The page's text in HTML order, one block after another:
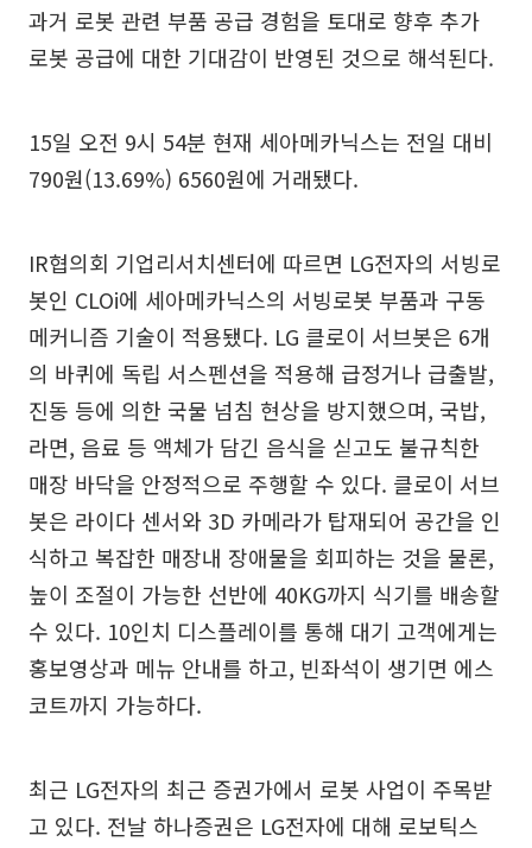
과거 로봇 관련 부품 공급 경험을 토대로 향후 추가
로봇 공급에 대한 기대감이 반영된 것으로 해석된다.
15일 오전 9시 54분 현재 세아메카닉스는 전일 대비
790원(13.69%) 6560원에 거래됐다.
IR협의회 기업리서치센터에 따르면 LG전자의 서빙로
봇인 CLOi에 세아메카닉스의 서빙로봇 부품과 구동
메커니즘 기술이 적용됐다. LG 클로이 서브봇은 6개
의 바퀴에 독립 서스펜션을 적용해 급정거나 급출발,
진동 등에 의한 국물 넘침 현상을 방지했으며, 국밥,
라면, 음료 등 액체가 담긴 음식을 싣고도 불규칙한
매장 바닥을 안정적으로 주행할 수 있다. 클로이 서브
봇은 라이다 센서와 3D 카메라가 탑재되어 공간을 인
식하고 복잡한 매장내 장애물을 회피하는 것을 물론,
높이 조절이 가능한 선반에 40KG까지 식기를 배송할
수 있다. 10인치 디스플레이를 통해 대기 고객에게는
홍보영상과 메뉴 안내를 하고, 빈좌석이 생기면 에스
코트까지 가능하다.
최근 LG전자의 최근 증권가에서 로봇 사업이 주목받
고 있다. 전날 하나증권은 LG전자에 대해 로보틱스